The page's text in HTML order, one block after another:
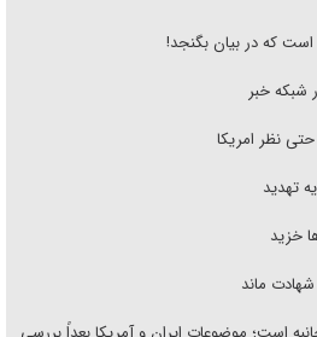
است که در بیان بگنجد!
نظر امریکا
تهدید
خزید
ماند